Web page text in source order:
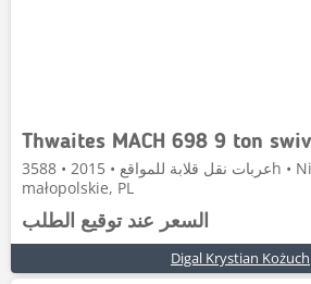
Thwaites MACH 698 9 ton
عربات نقل قلابة للمواقع • 2015 • 3588h • Niepołomice،
małopolskie, PL
السعر عند توقيع الطلب
Digal Krystian Kożuch